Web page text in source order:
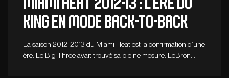
King en mode Back-to-Back
La saison 2012-2013 du Miami Heat est la confirmation d’une
ère. Le Big Three avait trouvé sa pleine mesure. LeBron…